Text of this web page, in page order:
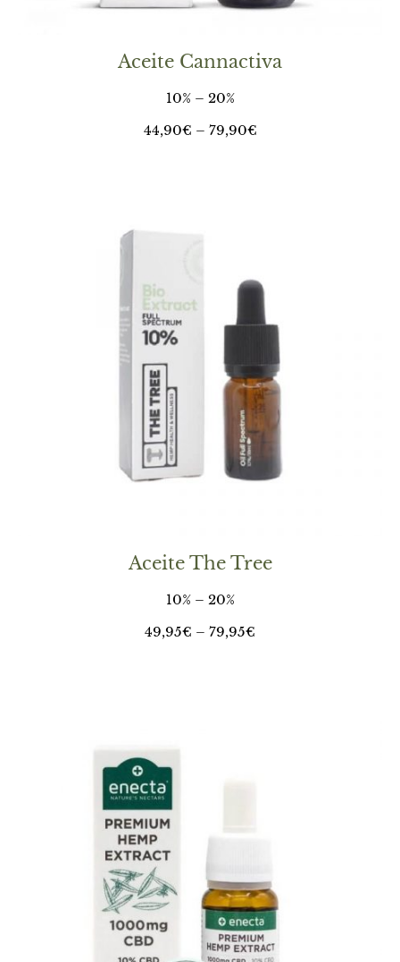
Aceite Cannactiva
10% – 20%
44,90€ – 79,90€
Aceite The Tree
10% – 20%
49,95€ – 79,95€